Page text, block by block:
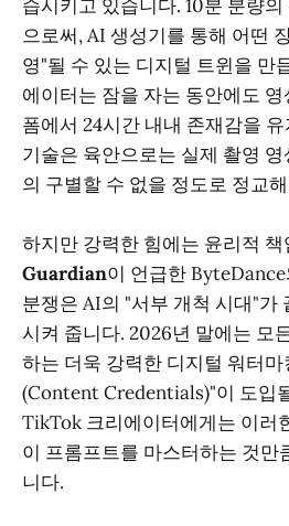
습시키고 있습니다. 10분 분량
으로써, AI 생성기를 통해 어떤
영"될 수 있는 디지털 트윈을 만
에이터는 잠을 자는 동안에도
폼에서 24시간 내내 존재감을
기술은 육안으로는 실제 촬영
의 구별할 수 없을 정도로 정교
하지만 강력한 힘에는 윤리적
Guardian이 언급한
분쟁은 AI의 "서부 개척 시대"가
시켜 줍니다. 2026년 말에는 모
하는 더욱 강력한 디지털 워터
(Content Credentials)"이 도입
TikTok 크리에이터에게는 이러
이 프롬프트를 마스터하는 것만
니다.